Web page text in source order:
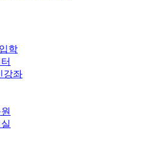
학
강좌